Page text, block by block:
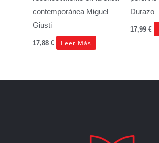
contemporánea Miguel
Giusti
17,88 € Leer Más
Durazo
17,99 €